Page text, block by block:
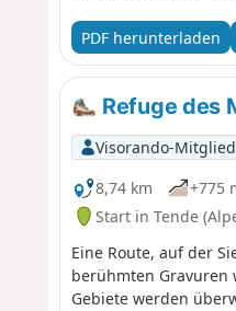
PDF herunterladen
Refuge des
Visorando-Mitglied
8,74 km
+775
Start in Tende
Eine Route, auf der
berühmten Gravuren
Gebiete werden